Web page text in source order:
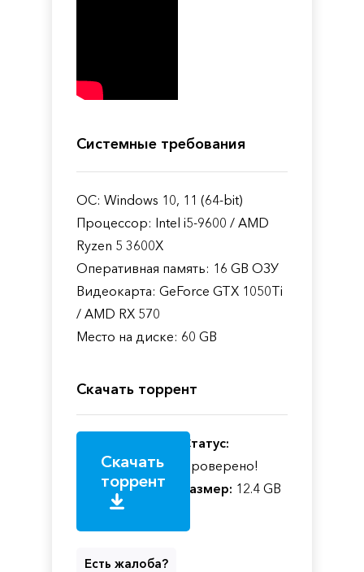
Системные требования
ОС: Windows 10, 11 (64-bit)
Процессор: Intel i5-9600 / AMD
Ryzen 5 3600X
Оперативная память: 16 GB ОЗУ
Видеокарта: GeForce GTX 1050Ti
/ AMD RX 570
Место на диске: 60 GB
Скачать торрент
Скачать
торрент
Статус:
Проверено!
Размер: 12.4 GB
Есть жалоба?